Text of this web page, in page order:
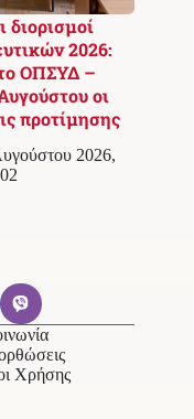
διορισμοί
2026:
ΟΠΣΥΔ –
οι
προτίμησης
2026,
Χρήσης